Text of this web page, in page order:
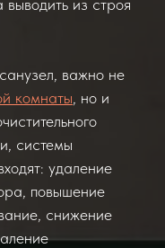
из строя
важно не
комнаты , но и
системы
удаление
повышение
снижение